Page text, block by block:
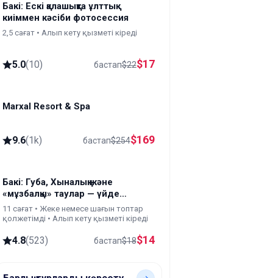
Бакі: Ескі қалашықта ұлттық
киіммен кәсіби фотосессия
2,5 сағат • Алып кету қызметі кіреді
5.0(10) бастап$22$17
Sheki
Marxal Resort & Spa
9.6(1k) бастап$254$169
Бакі: Губа, Хыналық және
«мұзбалқы» таулар — үйде
дайындалған түскі ас кіреді
11 сағат • Жеке немесе шағын топтар
қолжетімді • Алып кету қызметі кіреді
4.8(523) бастап$18$14